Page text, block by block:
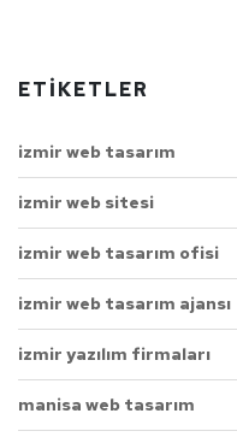
ETIKETLER
izmir web tasarım
izmir web sitesi
izmir web tasarım ofisi
izmir web tasarım ajansı
izmir yazılım firmaları
manisa web tasarım